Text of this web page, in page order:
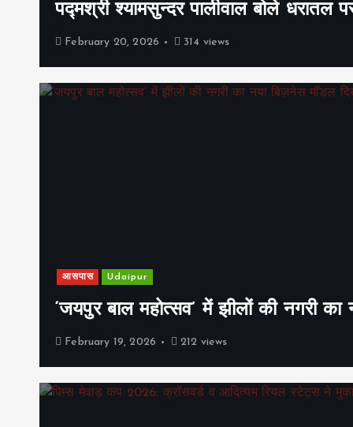
पद्मश्री श्यामसुन्दर पालीवाल बोले धरातल
February 20, 2026 314 views
आसपास Udaipur
‘जयपुर बाल महोत्सव’ में झीलों की नगरी
February 19, 2026 212 views